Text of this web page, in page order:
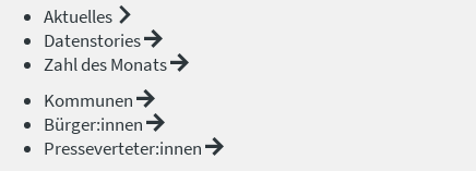
Aktuelles
Datenstories
Zahl des Monats
Kommunen
Bürger:innen
Presseverteter:innen